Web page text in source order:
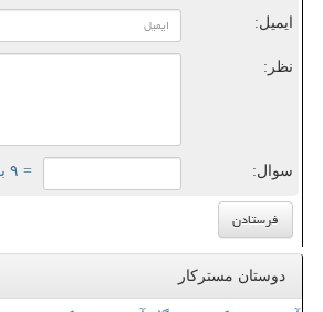
ایمیل:
نظر:
سوال: = ۹ بعلاوه ۳
دوستان مسترکار